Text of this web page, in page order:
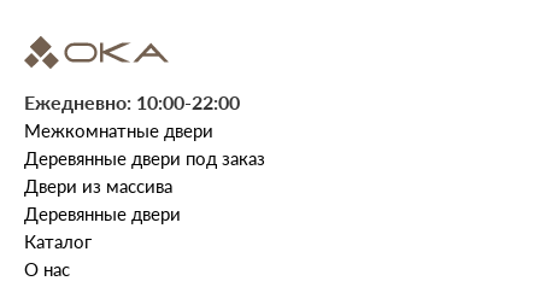
Ежедневно: 10:00-22:00
Межкомнатные двери
Деревянные двери под заказ
Двери из массива
Деревянные двери
Каталог
О нас